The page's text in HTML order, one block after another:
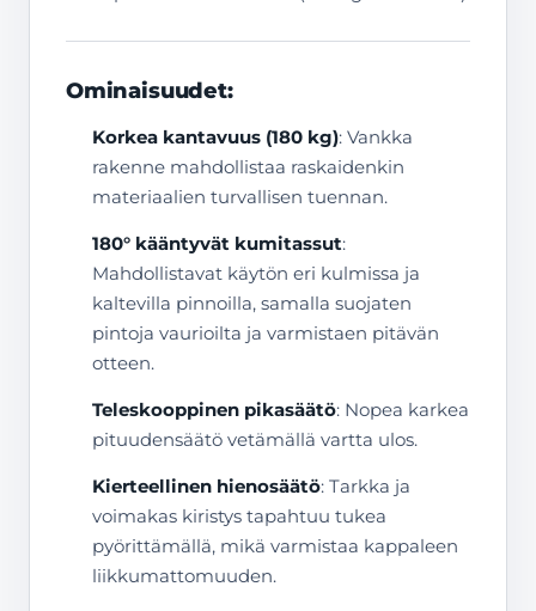
Ominaisuudet:
Korkea kantavuus (180 kg): Vankka
rakenne mahdollistaa raskaidenkin
materiaalien turvallisen tuennan.
180° kääntyvät kumitassut:
Mahdollistavat käytön eri kulmissa ja
kaltevilla pinnoilla, samalla suojaten
pintoja vaurioilta ja varmistaen pitävän
otteen.
Teleskooppinen pikasäätö: Nopea karkea
pituudensäätö vetämällä vartta ulos.
Kierteellinen hienosäätö: Tarkka ja
voimakas kiristys tapahtuu tukea
pyörittämällä, mikä varmistaa kappaleen
liikkumattomuuden.